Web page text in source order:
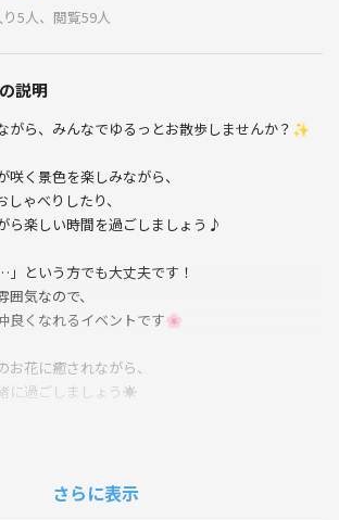
5人、閲覧59人
説明
がら、みんなでゆるっとお散歩しませんか？✨
く景色を楽しみながら、
ゃべりしたり、
ら楽しい時間を過ごしましょう♪
」という方でも大丈夫です！
気なので、
良くなれるイベントです🌸
花に癒されながら、
に過ごしましょう☀️
さらに表示